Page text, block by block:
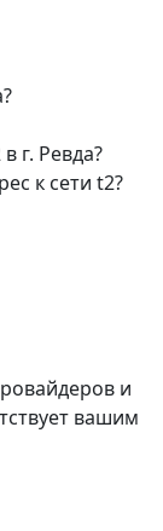
г. Ревда?
к сети t2?
и
вашим